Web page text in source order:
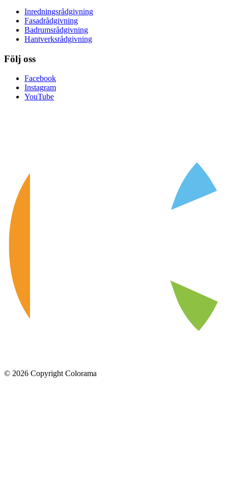
Inredningsrådgivning
Fasadrådgivning
Badrumsrådgivning
Hantverksrådgivning
Följ oss
Facebook
Instagram
YouTube
© 2026 Copyright Colorama